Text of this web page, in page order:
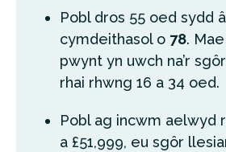
Pobl dros 55 oed sydd
cymdeithasol o 78.
pwynt yn uwch na’r
rhai rhwng 16 a 34 oed.
Pobl ag incwm aelwyd
a £51,999, eu sgôr